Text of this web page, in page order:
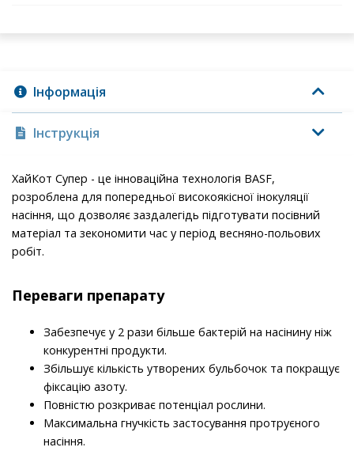
Інформація
Інструкція
ХайКот Супер - це інноваційна технологія BASF,
розроблена для попередньої високоякісної інокуляції
насіння, що дозволяє заздалегідь підготувати посівний
матеріал та зекономити час у період весняно-польових
робіт.
Переваги препарату
Забезпечує у 2 рази більше бактерій на насінину ніж
конкурентні продукти.
Збільшує кількість утворених бульбочок та покращує
фіксацію азоту.
Повністю розкриває потенціал рослини.
Максимальна гнучкість застосування протруєного
насіння.